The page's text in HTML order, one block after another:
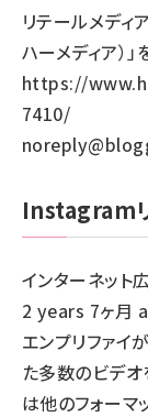
リテールメディ
ハーメディア）」
https://
7410/
Instagram
インターネット
2 years 7ヶ月
エンプリファイ
た多数のビデオ
は他のフォーマ